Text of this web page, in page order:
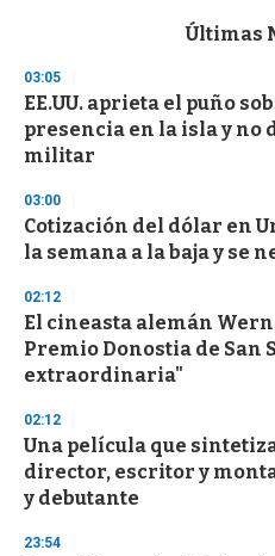
d
s
o
f
3
s
e
c
o
d
s
Últimas
03:05
EE.UU. aprieta el puño
presencia en la isla y no
militar
03:00
Cotización del dólar en
la semana a la baja y se
02:12
El cineasta alemán
Premio Donostia de San
extraordinaria"
02:12
Una película que
director, escritor y
y debutante
23:54